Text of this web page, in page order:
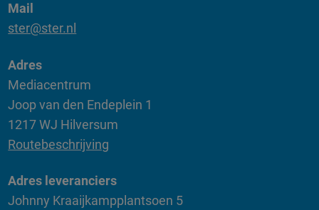
Mail
ster@ster.nl
Adres
Mediacentrum
Joop van den Endeplein 1
1217 WJ Hilversum
Routebeschrijving
Adres leveranciers
Johnny Kraaijkampplantsoen 5